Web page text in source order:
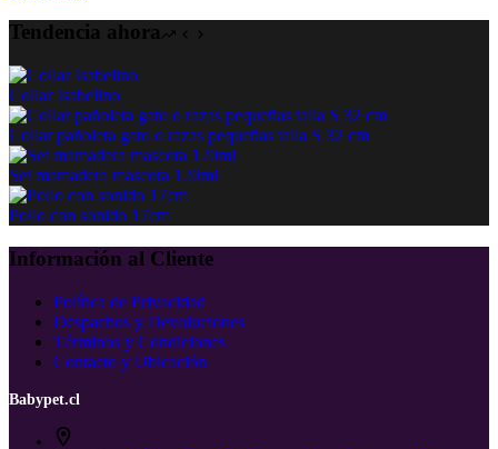
Tendencia ahora
Collar Isabelino
Collar pañoleta gato o razas pequeñas talla S 32 cm
Set mamadera mascota 120ml
Pollo con sonido 17cm
Información al Cliente
Política de Privacidad
Despachos y Devoluciones
Términos y Condiciones
Contacto y Ubicación
Babypet.cl